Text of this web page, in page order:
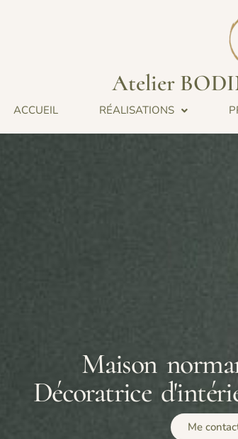
Atelier
ACCUEIL RÉALISATIONS
Maison
Décoratrice
Me